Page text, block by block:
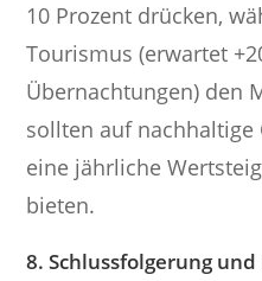
10 Prozent drücken,
Tourismus (erwartet
Übernachtungen) den
sollten auf nachhaltige
eine jährliche
bieten.
8. Schlussfolgerung